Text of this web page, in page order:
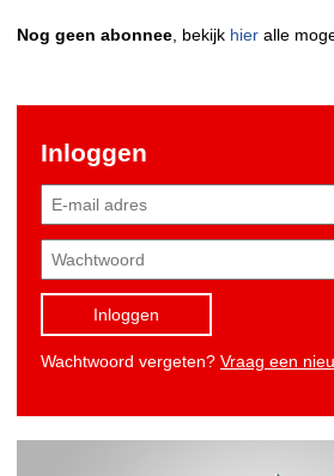
Nog geen abonnee , bekijk hier alle
Inloggen
Inloggen
Wachtwoord vergeten? Vraag een